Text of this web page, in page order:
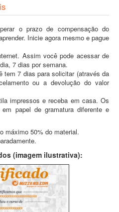
o prazo de compensação do
Inicie agora mesmo e pague
Assim você pode acessar de
7 dias por semana.
tem 7 dias para solicitar (através da
ou a devolução do valor
impressos e receba em casa. Os
papel de gramatura diferente e
máximo 50% do material.
(imagem ilustrativa):